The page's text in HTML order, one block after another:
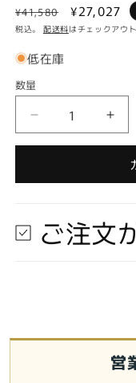
(1)
開
く
通
常
価
格
¥41,580
セ
ー
¥27,027
税込。 配送料はチェックアウ
低在庫
数
数量
場
安】
ド
イ
【市
場
安
ド
イ
エ
ピ
ご注文
営